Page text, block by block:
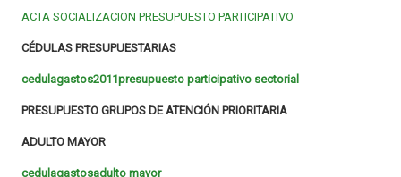
ACTA SOCIALIZACION PRESUPUESTO PARTICIPATIVO
CÉDULAS PRESUPUESTARIAS
cedulagastos2011presupuesto participativo sectorial
PRESUPUESTO GRUPOS DE ATENCIÓN PRIORITARIA
ADULTO MAYOR
cedulagastosadulto mayor